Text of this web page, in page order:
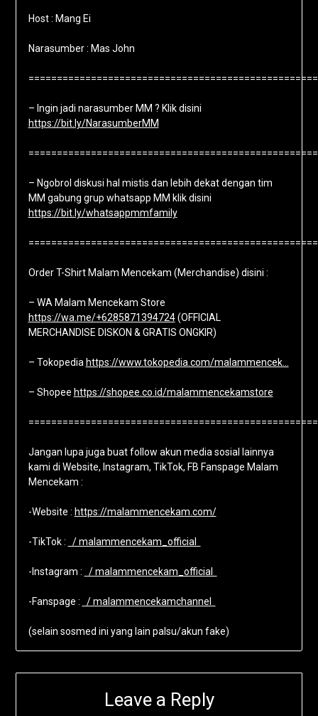
Host : Mang Ei
Narasumber : Mas John
– Ingin jadi narasumber MM ? Klik disini
https://bit.ly/NarasumberMM
– Ngobrol diskusi hal mistis dan lebih dekat dengan tim
MM gabung grup whatsapp MM klik disini
https://bit.ly/whatsappmmfamily
Order T-Shirt Malam Mencekam (Merchandise) disini :
– WA Malam Mencekam Store
https://wa.me/+6285871394724(OFFICIAL
MERCHANDISE DISKON & GRATIS ONGKIR)
– Tokopedia https://www.tokopedia.com/malammencek…
– Shopee https://shopee.co.id/malammencekamstore
Jangan lupa juga buat follow akun media sosial lainnya
kami di Website, Instagram, TikTok, FB Fanspage Malam
Mencekam :
-Website : https://malammencekam.com/
-TikTok : / malammencekam_official
-Instagram : / malammencekam_official
-Fanspage : / malammencekamchannel
(selain sosmed ini yang lain palsu/akun fake)
Leave a Reply